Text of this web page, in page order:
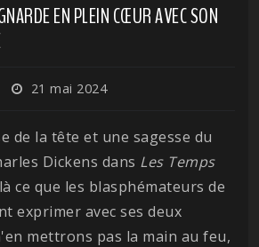
EN PLEIN CŒUR AVEC SON
21 mai 2024
de la tête et une sagesse du
Dickens dans Les Temps
ce que les blasphémateurs de
exprimer avec ses deux
mettrons pas la main au feu,